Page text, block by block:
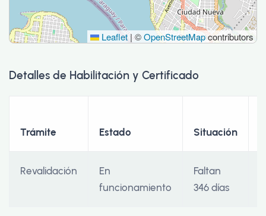
Leaflet|©OpenStreetMapcontributors
Detalles de Habilitación y Certificado
Trámite Estado Situación
Revalidación
En
funcionamiento
Faltan
346 días